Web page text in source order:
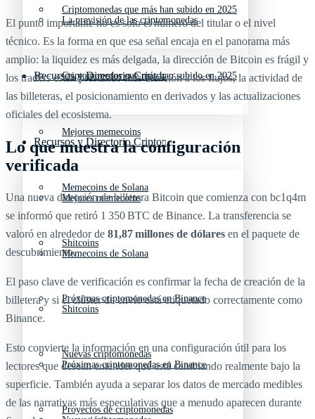
Criptomonedas que más han subido en 2025
Recursos y Directorio Cripto
Mejores memecoins
Memecoins de Solana
Shitcoins
Próximas criptomonedas en Binance
Nuevas criptomonedas
Proyectos de criptomonedas
La previsión de las criptomonedas
Criptomonedas que más han subido en 2025
Recursos y Directorio Cripto
Mejores memecoins
Memecoins de Solana
Shitcoins
Próximas criptomonedas en Binance
El punto importante no es solo el número del titular o el nivel
técnico. Es la forma en que esa señal encaja en el panorama más
amplio: la liquidez es más delgada, la dirección de Bitcoin es frágil y
los traders están prestando más atención a los flujos, la actividad de
las billeteras, el posicionamiento en derivados y las actualizaciones
oficiales del ecosistema.
Lo que muestra la configuración
verificada
Una nueva dirección de billetera Bitcoin que comienza con bc1q4m
se informó que retiró 1 350 BTC de Binance. La transferencia se
valoró en alrededor de 81,87 millones de dólares en el paquete de
descubrimiento.
El paso clave de verificación es confirmar la fecha de creación de la
billetera y si el clúster de envío está etiquetado correctamente como
Binance.
Esto convierte la información en una configuración útil para los
lectores que desean entender qué está cambiando realmente bajo la
superficie. También ayuda a separar los datos de mercado medibles
de las narrativas más especulativas que a menudo aparecen durante